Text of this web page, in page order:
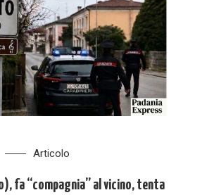
Articolo
fa “compagnia” al vicino, tenta